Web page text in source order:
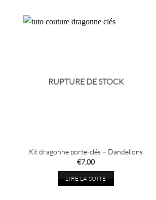
RUPTURE DE STOCK
Kit dragonne porte-clés – Dandelions
€7,00
LIRE LA SUITE